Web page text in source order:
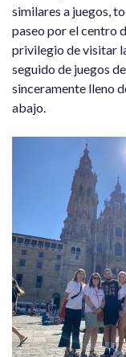
similares a juegos,
paseo por el centro
privilegio de visitar
seguido de juegos
sinceramente lleno
abajo.